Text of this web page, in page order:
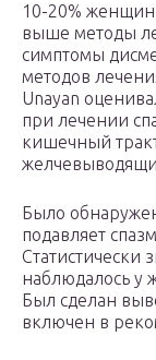
10-20%
выше методы
симптомы
методов
Unayan
при лечении
кишечный
Было
подавляет
Статистически
наблюдалось у
Был сделан
включен в